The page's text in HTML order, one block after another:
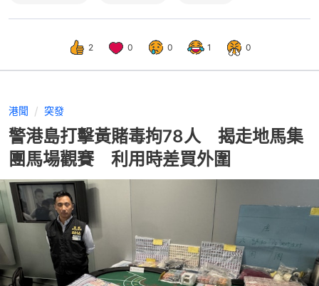
2 0 0 1 0
港聞 突發
警港島打擊黃賭毒拘78人 揭走地馬集
團馬場觀賽 利用時差買外圍